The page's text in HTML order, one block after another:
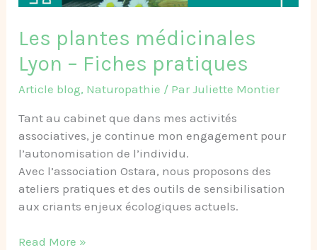
Les plantes médicinales
Lyon – Fiches pratiques
Article blog, Naturopathie / ParJuliette Montier
Tant au cabinet que dans mes activités
associatives, je continue mon engagement pour
l’autonomisation de l’individu.
Avec l’association Ostara, nous proposons des
ateliers pratiques et des outils de sensibilisation
aux criants enjeux écologiques actuels.
Read More »